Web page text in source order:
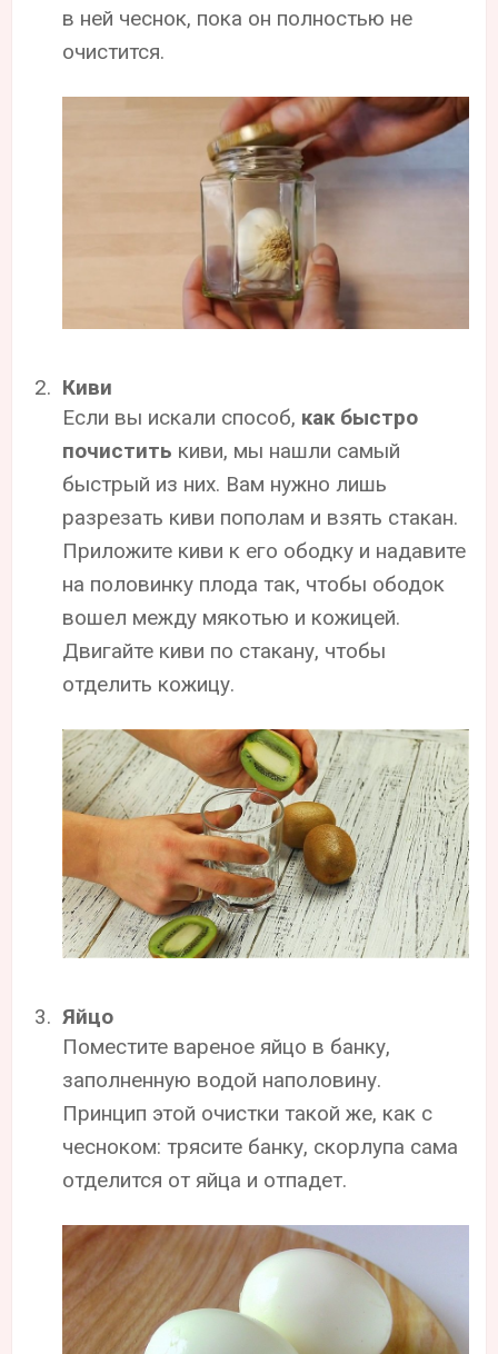
в ней чеснок, пока он полностью не
очистится.
Киви
Если вы искали способ, как быстро
почистить киви, мы нашли самый
быстрый из них. Вам нужно лишь
разрезать киви пополам и взять стакан.
Приложите киви к его ободку и надавите
на половинку плода так, чтобы ободок
вошел между мякотью и кожицей.
Двигайте киви по стакану, чтобы
отделить кожицу.
Яйцо
Поместите вареное яйцо в банку,
заполненную водой наполовину.
Принцип этой очистки такой же, как с
чесноком: трясите банку, скорлупа сама
отделится от яйца и отпадет.